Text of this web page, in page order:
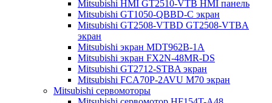
Mitsubishi HMI GT2510-VTB HMI панель
Mitsubishi GT1050-QBBD-C экран
Mitsubishi GT2508-VTBD GT2508-VTBA
экран
Mitsubishi экран MDT962B-1A
Mitsubishi экран FX2N-48MR-DS
Mitsubishi GT2712-STBA экран
Mitsubishi FCA70P-2AVU M70 экран
Mitsubishi сервомоторы